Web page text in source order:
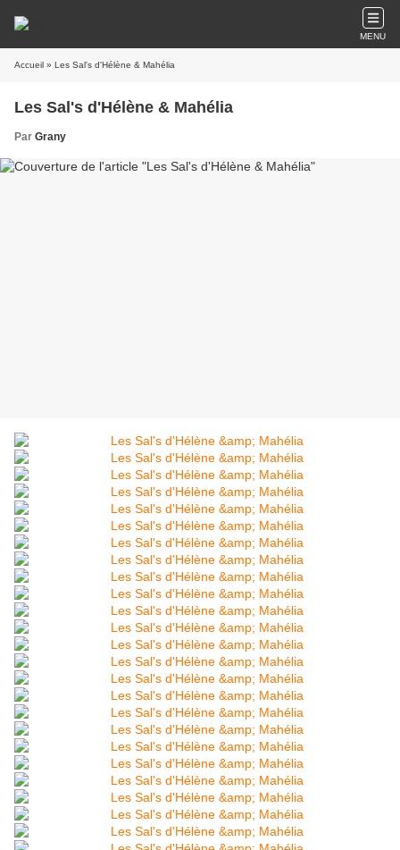
MENU
Accueil » Les Sal's d'Hélène & Mahélia
Les Sal's d'Hélène & Mahélia
Par Grany